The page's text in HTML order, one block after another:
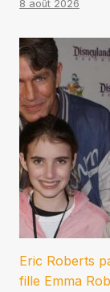
8 août 2026
Eric Roberts
fille Emma